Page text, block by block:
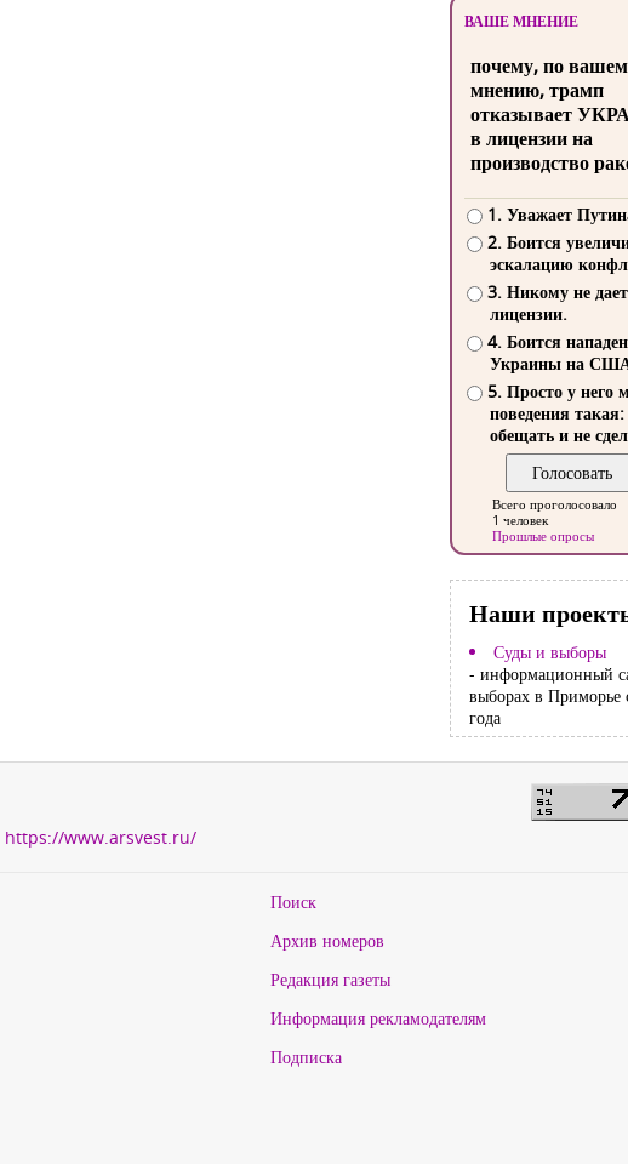
ВАШЕ МНЕНИЕ
почему, по
мнению, трамп
отказывает
в лицензии на
производство
1. Уважает
2. Боится
эскалацию
3. Никому не
лицензии.
4. Боится
Украины на
5. Просто у него
поведения такая:
обещать и не
Всего проголосовало
1 человек
Прошлые опросы
Наши
Суды и выборы
- информационный
выборах в Приморье
года
https://www.arsvest.ru/
Поиск
Архив номеров
Редакция газеты
Информация рекламодателям
Подписка